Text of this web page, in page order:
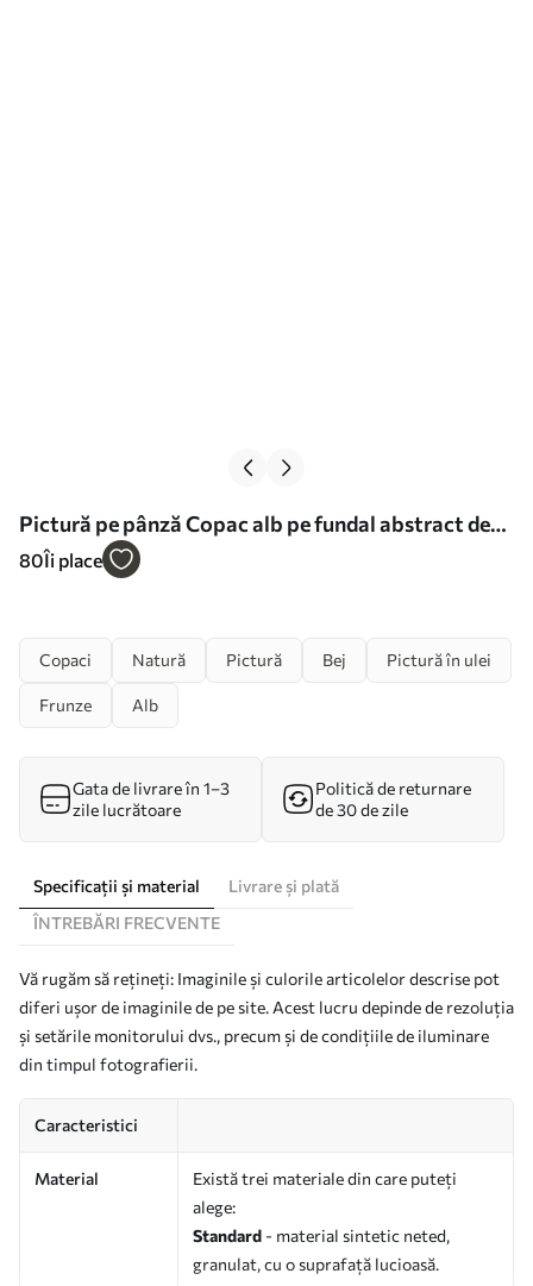
Pictură pe pânză Copac alb pe fundal abstract de
ulei Nr s40860
80Îi place
Copaci Natură Pictură Bej Pictură în ulei
Frunze Alb
Gata de livrare în 1–3
zile lucrătoare
Politică de returnare
de 30 de zile
Specificații și material
Livrare și plată
ÎNTREBĂRI FRECVENTE
Vă rugăm să rețineți: Imaginile și culorile articolelor descrise pot
diferi ușor de imaginile de pe site. Acest lucru depinde de rezoluția
și setările monitorului dvs., precum și de condițiile de iluminare
din timpul fotografierii.
Caracteristici
Material
Există trei materiale din care puteți
alege:
Standard - material sintetic neted,
granulat, cu o suprafață lucioasă.